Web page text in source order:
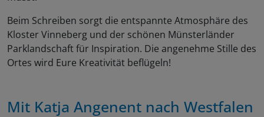
Beim Schreiben sorgt die entspannte Atmosphäre des
Kloster Vinneberg und der schönen Münsterländer
Parklandschaft für Inspiration. Die angenehme Stille des
Ortes wird Eure Kreativität beflügeln!
Mit Katja Angenent nach Westfalen